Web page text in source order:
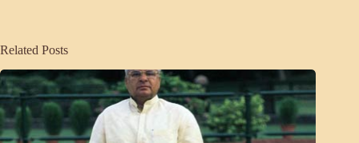
Related Posts